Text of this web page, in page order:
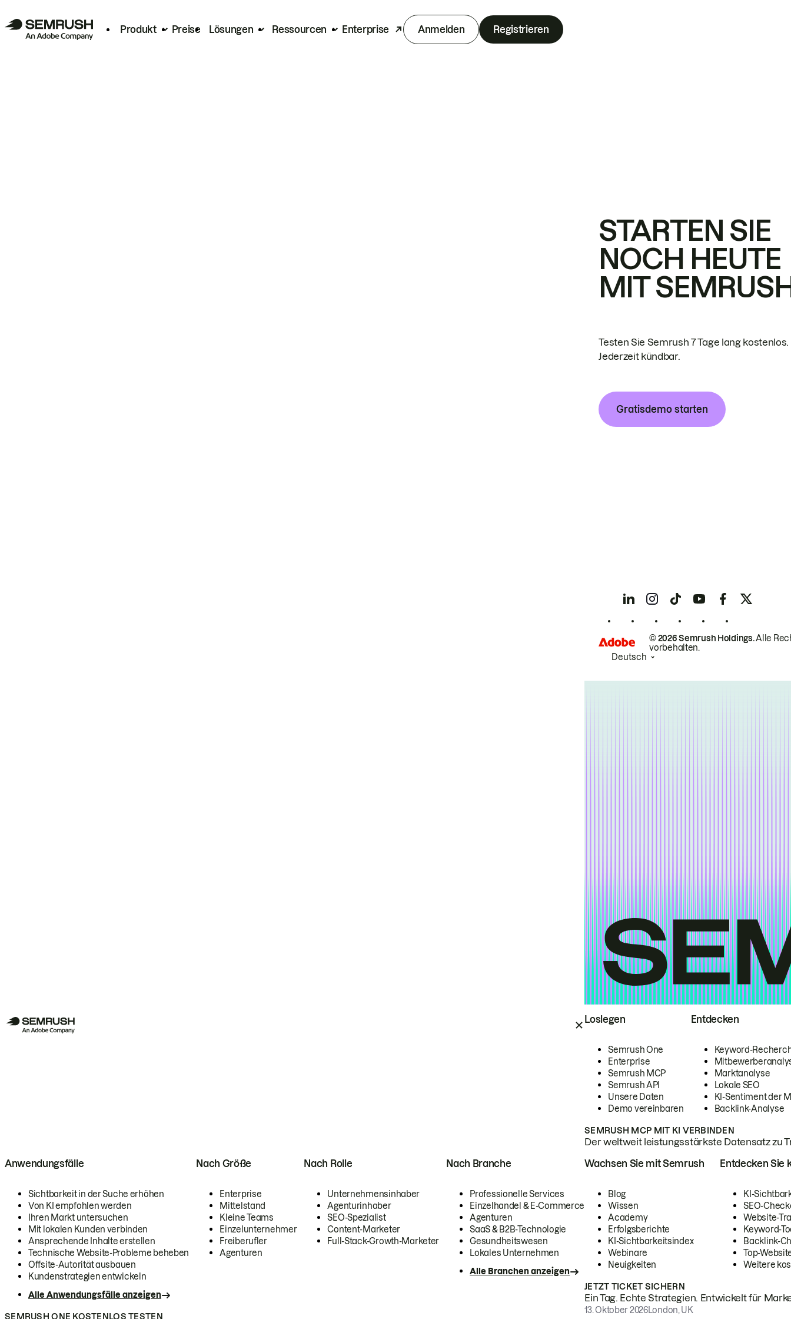
Produkt Preise Lösungen Ressourcen Enterprise Anmelden Registrieren
Loslegen
Semrush One
Enterprise
Semrush MCP
Semrush API
Unsere Daten
Demo vereinbaren
Entdecken
Keyword-
Marktanalyse
Lokale SEO
KI-Sentiment der
Backlink-Analyse
SEMRUSH MCP MIT KI VERBINDEN
Der weltweit leistungsstärkste Datensatz zu
Anwendungsfälle
Sichtbarkeit in der Suche erhöhen
Von KI empfohlen werden
Ihren Markt untersuchen
Mit lokalen Kunden verbinden
Ansprechende Inhalte erstellen
Technische Website-Probleme beheben
Offsite-Autorität ausbauen
Kundenstrategien entwickeln
Alle Anwendungsfälle anzeigen
Nach Größe
Enterprise
Mittelstand
Kleine Teams
Einzelunternehmer
Freiberufler
Agenturen
Nach Rolle
Unternehmensinhaber
Agenturinhaber
SEO-Spezialist
Content-Marketer
Full-Stack-Growth-Marketer
Nach Branche
Professionelle Services
Einzelhandel & E-Commerce
Agenturen
SaaS & B2B-Technologie
Gesundheitswesen
Lokales Unternehmen
Alle Branchen anzeigen
SEMRUSH ONE KOSTENLOS TESTEN
Wachsen Sie mit Semrush
Blog
Wissen
Academy
Erfolgsberichte
KI-Sichtbarkeitsindex
Webinare
Neuigkeiten
Entdecken Sie
KI-
SEO-
Website-
Keyword-
Backlink-
Top-
Weitere
JETZT TICKET SICHERN
Ein Tag. Echte Strategien. Entwickelt für
13. Oktober 2026London, UK
STARTEN SIE
NOCH HEUTE
MIT
Testen Sie Semrush 7 Tage lang kostenlos.
Jederzeit kündbar.
Gratisdemo starten
© 2026 Semrush Holdings.Alle
vorbehalten.
Deutsch